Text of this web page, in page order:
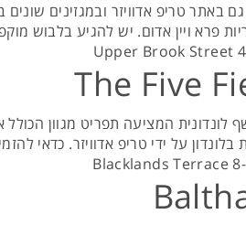
באתר טריפ אדוויזר ובמגזינים
פרא ויין אדום. יש להגיע בלבוש
The Five
לונדונית המציעה תפריט מגוון
בלונדון על ידי טריפ אדוויזר. כדאי